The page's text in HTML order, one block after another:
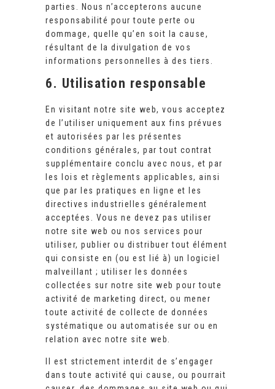
parties. Nous n’accepterons aucune
responsabilité pour toute perte ou
dommage, quelle qu’en soit la cause,
résultant de la divulgation de vos
informations personnelles à des tiers.
6. Utilisation responsable
En visitant notre site web, vous acceptez
de l’utiliser uniquement aux fins prévues
et autorisées par les présentes
conditions générales, par tout contrat
supplémentaire conclu avec nous, et par
les lois et règlements applicables, ainsi
que par les pratiques en ligne et les
directives industrielles généralement
acceptées. Vous ne devez pas utiliser
notre site web ou nos services pour
utiliser, publier ou distribuer tout élément
qui consiste en (ou est lié à) un logiciel
malveillant ; utiliser les données
collectées sur notre site web pour toute
activité de marketing direct, ou mener
toute activité de collecte de données
systématique ou automatisée sur ou en
relation avec notre site web.
Il est strictement interdit de s’engager
dans toute activité qui cause, ou pourrait